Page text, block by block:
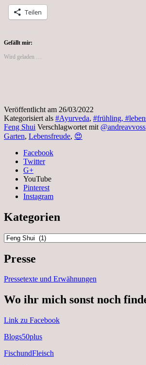
Teilen
Gefällt mir:
Wird geladen …
Veröffentlicht am 26/03/2022
Kategorisiert als #Ayurveda, #frühling,
Feng Shui Verschlagwortet mit @andreavvoss
Garten, Lebensfreude, 😍
Facebook
Twitter
G+
YouTube
Pinterest
Instagram
Kategorien
Kategorien
Presse
Pressetexte und Erwähnungen
Wo ihr mich sonst noch
Link zu Facebook
Blogs50plus
FischundFleisch